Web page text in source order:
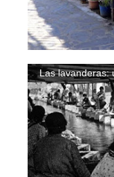
Las lavanderas: